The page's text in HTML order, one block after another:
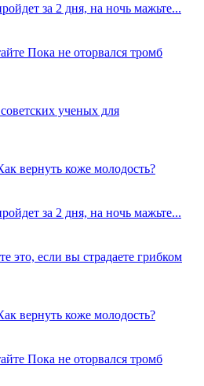
за 2 дня, на ночь мажьте...
Пока не оторвался тромб
ученых для
вернуть коже молодость?
за 2 дня, на ночь мажьте...
это, если вы страдаете грибком
вернуть коже молодость?
Пока не оторвался тромб